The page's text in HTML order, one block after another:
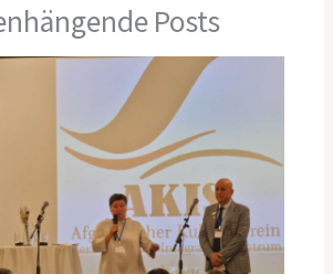
Posts